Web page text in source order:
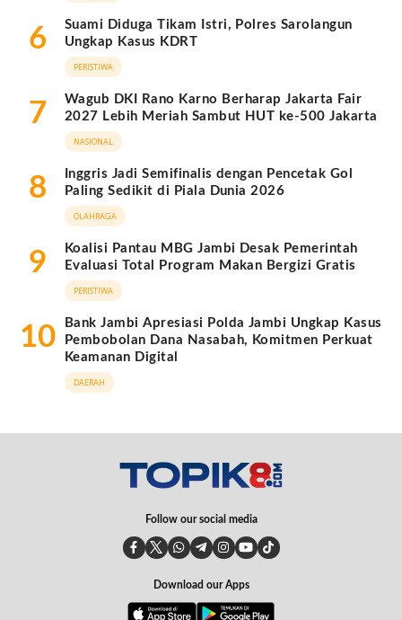
6
Suami Diduga Tikam Istri, Polres Sarolangun
Ungkap Kasus KDRT
PERISTIWA
7
Wagub DKI Rano Karno Berharap Jakarta Fair
2027 Lebih Meriah Sambut HUT ke-500 Jakarta
NASIONAL
8
Inggris Jadi Semifinalis dengan Pencetak Gol
Paling Sedikit di Piala Dunia 2026
OLAHRAGA
9
Koalisi Pantau MBG Jambi Desak Pemerintah
Evaluasi Total Program Makan Bergizi Gratis
PERISTIWA
10
Bank Jambi Apresiasi Polda Jambi Ungkap Kasus
Pembobolan Dana Nasabah, Komitmen Perkuat
Keamanan Digital
DAERAH
Follow our social media
Download our Apps